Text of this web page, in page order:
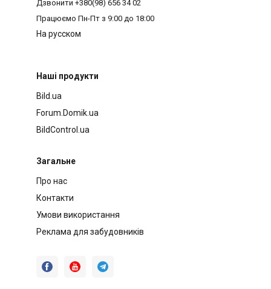
Дзвонити +380(98) 656 34 02
Працюємо Пн-Пт з 9:00 до 18:00
На русском
Наші продукти
Bild.ua
Forum.Domik.ua
BildControl.ua
Загальне
Про нас
Контакти
Умови використання
Реклама для забудовників
  